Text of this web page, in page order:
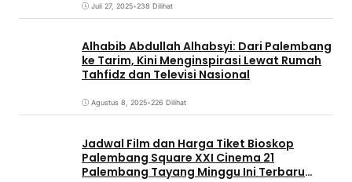
Juli 27, 2025•238 Dilihat
Alhabib Abdullah Alhabsyi: Dari Palembang
ke Tarim, Kini Menginspirasi Lewat Rumah
Tahfidz dan Televisi Nasional
Agustus 8, 2025•226 Dilihat
Jadwal Film dan Harga Tiket Bioskop
Palembang Square XXI Cinema 21
Palembang Tayang Minggu Ini Terbaru